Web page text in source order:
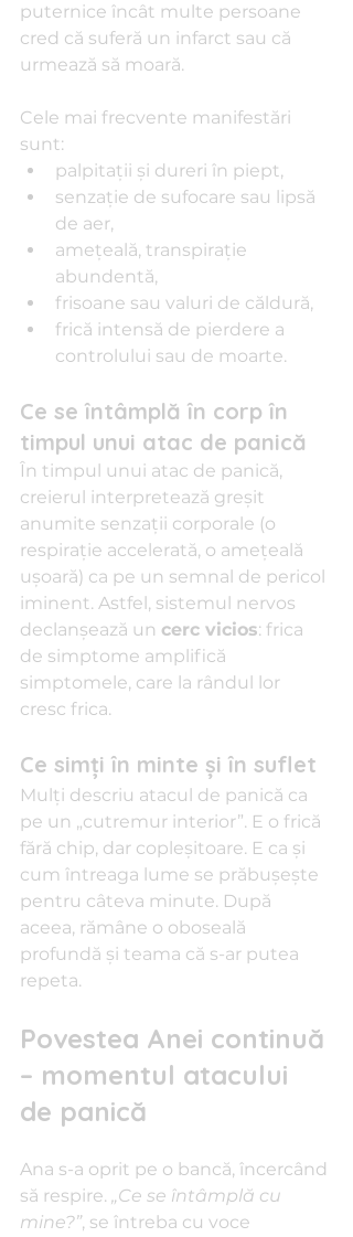
puternice încât multe persoane
cred că suferă un infarct sau că
urmează să moară.
Cele mai frecvente manifestări
sunt:
palpitații și dureri în piept,
senzație de sufocare sau lipsă
de aer,
amețeală, transpirație
abundentă,
frisoane sau valuri de căldură,
frică intensă de pierdere a
controlului sau de moarte.
Ce se întâmplă în corp în
timpul unui atac de panică
În timpul unui atac de panică,
creierul interpretează greșit
anumite senzații corporale (o
respirație accelerată, o amețeală
ușoară) ca pe un semnal de pericol
iminent. Astfel, sistemul nervos
declanșează un cerc vicios: frica
de simptome amplifică
simptomele, care la rândul lor
cresc frica.
Ce simți în minte și în suflet
Mulți descriu atacul de panică ca
pe un „cutremur interior”. E o frică
fără chip, dar copleșitoare. E ca și
cum întreaga lume se prăbușește
pentru câteva minute. După
aceea, rămâne o oboseală
profundă și teama că s-ar putea
repeta.
Povestea Anei continuă
– momentul atacului
de panică
Ana s-a oprit pe o bancă, încercând
să respire. „Ce se întâmplă cu
mine?”, se întreba cu voce